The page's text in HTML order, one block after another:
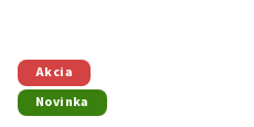
Akcia
Novinka